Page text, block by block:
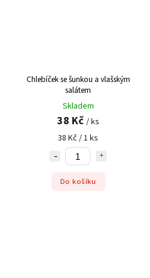
Chlebíček se šunkou a vlašským
salátem
Skladem
38 Kč / ks
38 Kč / 1 ks
Do košíku